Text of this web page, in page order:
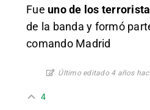
Fue uno de los
de la banda y formó
comando Madrid
Último editado 4 años
4